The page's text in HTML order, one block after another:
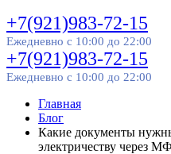
+7(921)983-72-15
Ежедневно с 10:00 до 22:00
+7(921)983-72-15
Ежедневно с 10:00 до 22:00
Главная
Блог
Какие документы
электричеству через